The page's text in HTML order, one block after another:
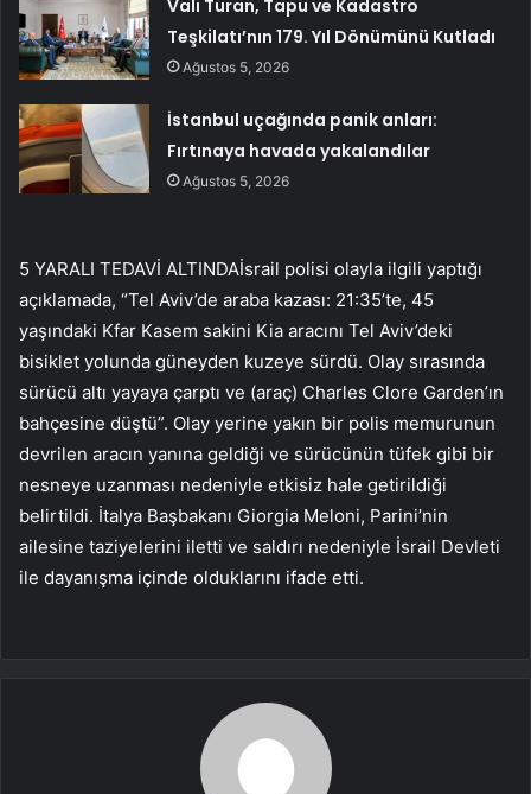
Vali Turan, Tapu ve Kadastro
Teşkilatı’nın 179. Yıl Dönümünü Kutladı
Ağustos 5, 2026
İstanbul uçağında panik anları:
Fırtınaya havada yakalandılar
Ağustos 5, 2026
5 YARALI TEDAVİ ALTINDAİsrail polisi olayla ilgili yaptığı
açıklamada, “Tel Aviv’de araba kazası: 21:35’te, 45
yaşındaki Kfar Kasem sakini Kia aracını Tel Aviv’deki
bisiklet yolunda güneyden kuzeye sürdü. Olay sırasında
sürücü altı yayaya çarptı ve (araç) Charles Clore Garden’ın
bahçesine düştü”. Olay yerine yakın bir polis memurunun
devrilen aracın yanına geldiği ve sürücünün tüfek gibi bir
nesneye uzanması nedeniyle etkisiz hale getirildiği
belirtildi. İtalya Başbakanı Giorgia Meloni, Parini’nin
ailesine taziyelerini iletti ve saldırı nedeniyle İsrail Devleti
ile dayanışma içinde olduklarını ifade etti.